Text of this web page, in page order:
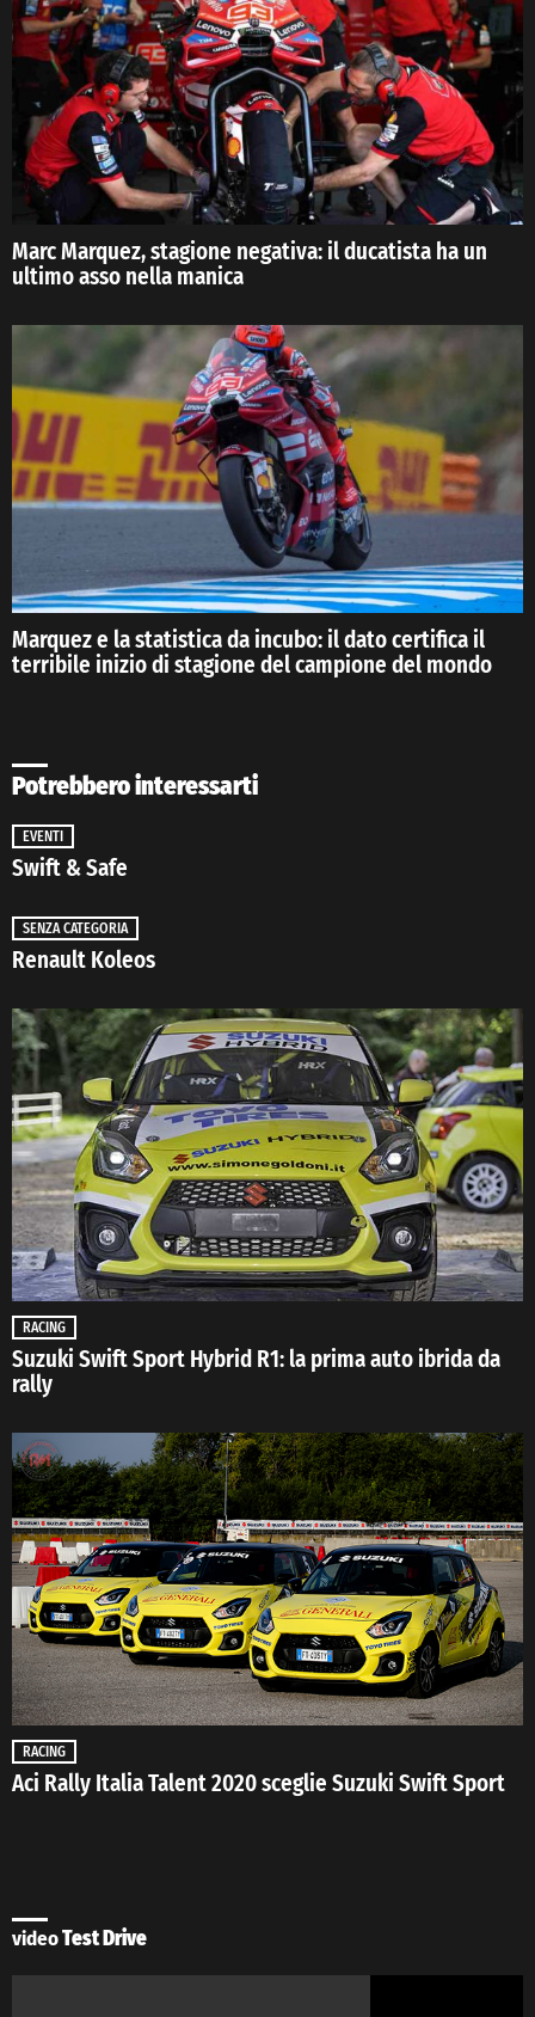
Marc Marquez, stagione negativa: il ducatista ha un
ultimo asso nella manica
Marquez e la statistica da incubo: il dato certifica il
terribile inizio di stagione del campione del mondo
Potrebbero interessarti
EVENTI
Swift & Safe
SENZA CATEGORIA
Renault Koleos
RACING
Suzuki Swift Sport Hybrid R1: la prima auto ibrida da
rally
RACING
Aci Rally Italia Talent 2020 sceglie Suzuki Swift Sport
videoTest Drive